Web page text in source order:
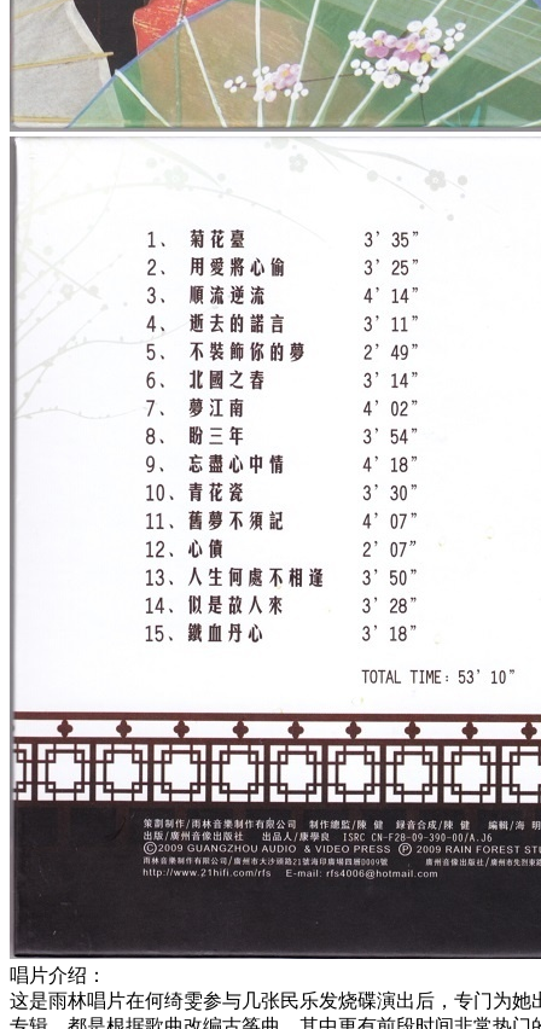
唱片介绍：
这是雨林唱片在何绮雯参与几张民乐发烧碟演出后，专门为她